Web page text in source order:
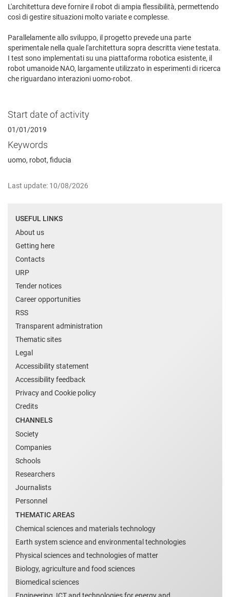
L'architettura deve fornire il robot di ampia flessibilità, permettendo
così di gestire situazioni molto variate e complesse.
Parallelamente allo sviluppo, il progetto prevede una parte
sperimentale nella quale l'architettura sopra descritta viene testata.
I test sono implementati su una piattaforma robotica esistente, il
robot umanoide NAO, largamente utilizzato in esperimenti di ricerca
che riguardano interazioni uomo-robot.
Start date of activity
01/01/2019
Keywords
uomo, robot, fiducia
Last update: 10/08/2026
USEFUL LINKS
About us
Getting here
Contacts
URP
Tender notices
Career opportunities
RSS
Transparent administration
Thematic sites
Legal
Accessibility statement
Accessibility feedback
Privacy and Cookie policy
Credits
CHANNELS
Society
Companies
Schools
Researchers
Journalists
Personnel
THEMATIC AREAS
Chemical sciences and materials technology
Earth system science and environmental technologies
Physical sciences and technologies of matter
Biology, agriculture and food sciences
Biomedical sciences